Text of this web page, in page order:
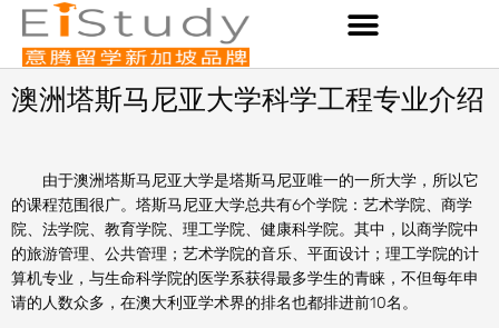
Skip
content
澳洲塔斯马尼亚大学科学工程专业介绍
由于澳洲塔斯马尼亚大学是塔斯马尼亚唯一的一所大学，所以它
的课程范围很广。塔斯马尼亚大学总共有6个学院：艺术学院、商学
院、法学院、教育学院、理工学院、健康科学院。其中，以商学院中
的旅游管理、公共管理；艺术学院的音乐、平面设计；理工学院的计
算机专业，与生命科学院的医学系获得最多学生的青睐，不但每年申
请的人数众多，在澳大利亚学术界的排名也都排进前10名。